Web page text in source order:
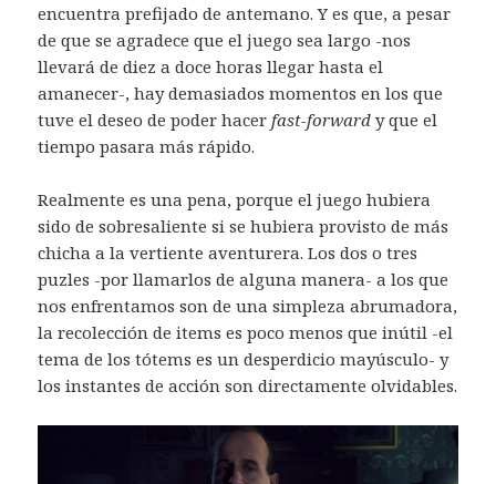
encuentra prefijado de antemano. Y es que, a pesar
de que se agradece que el juego sea largo -nos
llevará de diez a doce horas llegar hasta el
amanecer-, hay demasiados momentos en los que
tuve el deseo de poder hacer fast-forward y que el
tiempo pasara más rápido.
Realmente es una pena, porque el juego hubiera
sido de sobresaliente si se hubiera provisto de más
chicha a la vertiente aventurera. Los dos o tres
puzles -por llamarlos de alguna manera- a los que
nos enfrentamos son de una simpleza abrumadora,
la recolección de items es poco menos que inútil -el
tema de los tótems es un desperdicio mayúsculo- y
los instantes de acción son directamente olvidables.